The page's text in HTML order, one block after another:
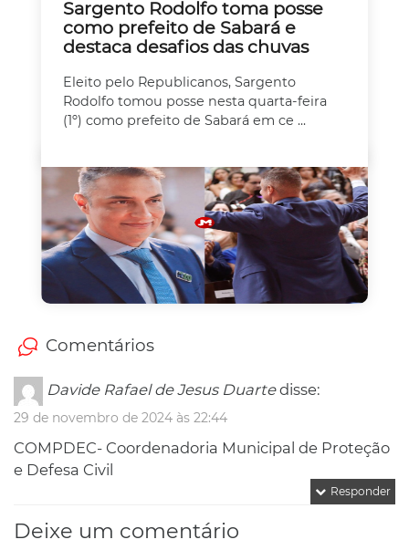
Sargento Rodolfo toma posse
como prefeito de Sabará e
destaca desafios das chuvas
Eleito pelo Republicanos, Sargento
Rodolfo tomou posse nesta quarta-feira
(1º) como prefeito de Sabará em ce ...
Comentários
Davide Rafael de Jesus Duarte disse:
29 de novembro de 2024 às 22:44
COMPDEC- Coordenadoria Municipal de Proteção
e Defesa Civil
Responder
Deixe um comentário